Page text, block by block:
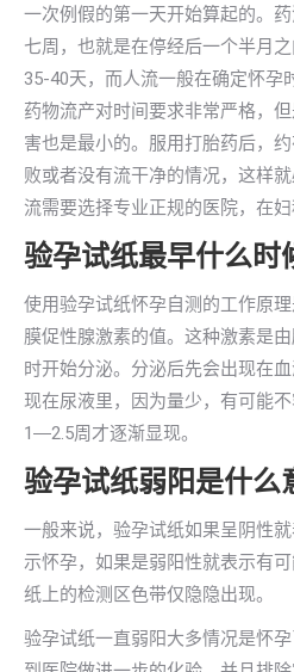
一次例假的第一天开始算起的。
七周，也就是在停经后一个半月
35-40天，而人流一般在确定怀孕
药物流产对时间要求非常严格，
害也是最小的。服用打胎药后，
败或者没有流干净的情况，这样
流需要选择专业正规的医院，在妇
验孕试纸最早什么时
使用验孕试纸怀孕自测的工作原
膜促性腺激素的值。这种激素是
时开始分泌。分泌后先会出现在
现在尿液里，因为量少，有可能
1―2.5周才逐渐显现。
验孕试纸弱阳是什么
一般来说，验孕试纸如果呈阴性
示怀孕，如果是弱阳性就表示有
纸上的检测区色带仅隐隐出现。
验孕试纸一直弱阳大多情况是怀